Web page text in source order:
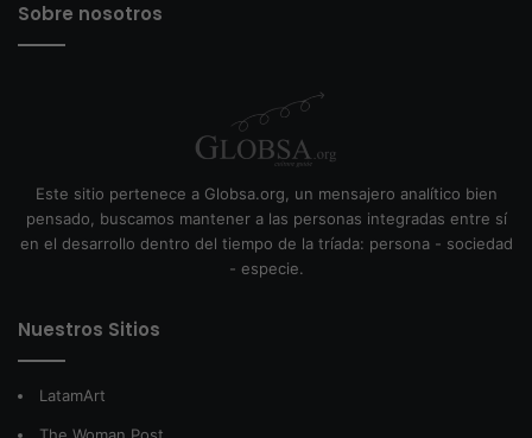
Sobre nosotros
Este sitio pertenece a Globsa.org, un mensajero analítico bien
pensado, buscamos mantener a las personas integradas entre sí
en el desarrollo dentro del tiempo de la tríada: persona - sociedad
- especie.
Nuestros Sitios
LatamArt